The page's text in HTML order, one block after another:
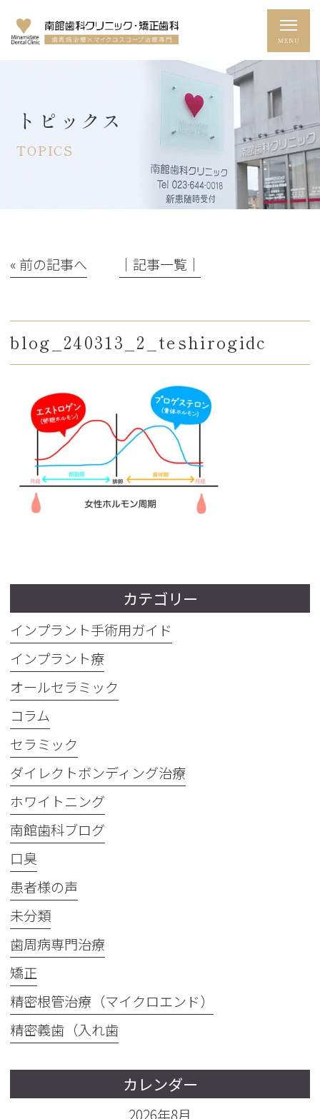
トピックス
TOPICS
« 前の記事へ │記事一覧│
blog_240313_2_teshirogidc
カテゴリー
インプラント手術用ガイド
インプラント療
オールセラミック
コラム
セラミック
ダイレクトボンディング治療
ホワイトニング
南館歯科ブログ
口臭
患者様の声
未分類
歯周病専門治療
矯正
精密根管治療（マイクロエンド）
精密義歯（入れ歯
カレンダー
2026年8月